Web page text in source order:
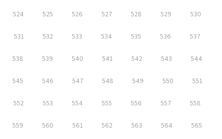
524 525 526 527 528 529 530
531 532 533 534 535 536 537
538 539 540 541 542 543 544
545 546 547 548 549 550 551
552 553 554 555 556 557 558
559 560 561 562 563 564 565